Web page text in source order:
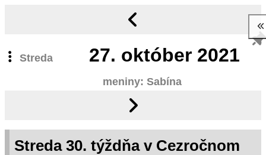
Streda 27. október 2021
meniny: Sabína
Streda 30. týždňa v Cezročnom